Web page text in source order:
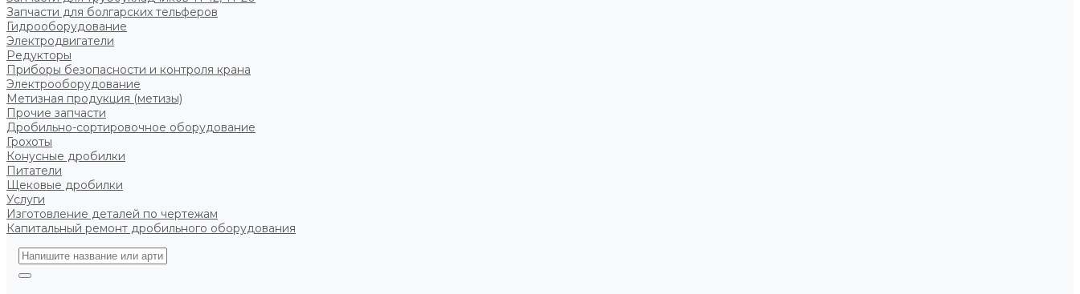
Запчасти для болгарских тельферов
Гидрооборудование
Электродвигатели
Редукторы
Приборы безопасности и контроля крана
Электрооборудование
Метизная продукция (метизы)
Прочие запчасти
Дробильно-сортировочное оборудование
Грохоты
Конусные дробилки
Питатели
Щековые дробилки
Услуги
Изготовление деталей по чертежам
Капитальный ремонт дробильного оборудования